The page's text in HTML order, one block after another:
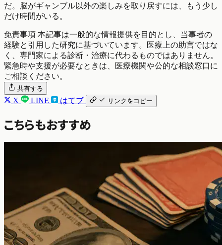
だ。脳がギャンブル以外の楽しみを取り戻すには、もう少し
だけ時間がいる。
免責事項 本記事は一般的な情報提供を目的とし、当事者の
経験と引用した研究に基づいています。医療上の助言ではな
く、専門家による診断・治療に代わるものではありません。
緊急時や支援が必要なときは、医療機関や公的な相談窓口に
ご相談ください。
共有する
X LINE はてブ リンクをコピー
こちらもおすすめ